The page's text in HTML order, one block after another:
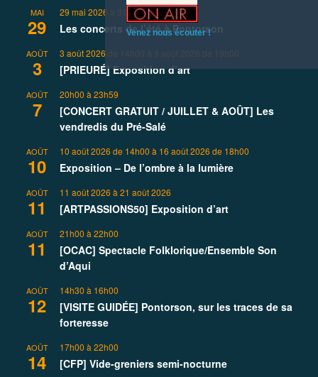
Venez nous écouter !
MAI
29
29 mai 2026 à 31 août 2026
Les concerts de l’été à Pontorson
AOÛT
3
3 août 2026 de 14h00 à 9 août 2026 de 19h00
[PRIEURÉ] Exposition d’art
AOÛT
7
20h00 à 23h59
[CONCERT GRATUIT / JUILLET & AOÛT] Les
vendredis du Pré-Salé
AOÛT
10
10 août 2026 de 14h00 à 16 août 2026 de 18h00
Exposition – De l’ombre à la lumière
AOÛT
11
11 août 2026 à 21 août 2026
[ARTPASSIONS50] Exposition d’art
AOÛT
11
21h00 à 22h00
[OCAC] Spectacle Folklorique/Ensemble Son
d’Aqui
AOÛT
12
14h30 à 16h00
[VISITE GUIDÉE] Pontorson, sur les traces de sa
forteresse
AOÛT
14
17h00 à 22h00
[CFP] Vide-greniers semi-nocturne